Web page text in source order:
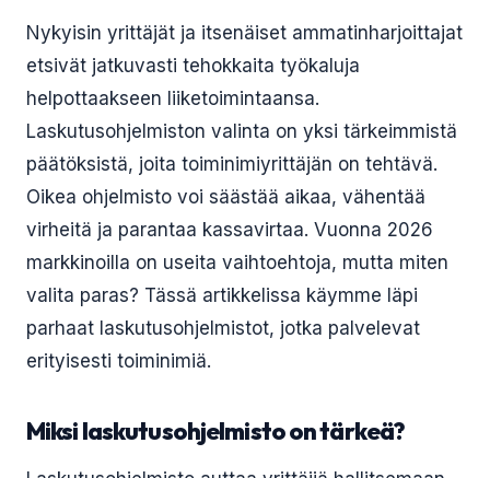
Nykyisin yrittäjät ja itsenäiset ammatinharjoittajat
etsivät jatkuvasti tehokkaita työkaluja
helpottaakseen liiketoimintaansa.
Laskutusohjelmiston valinta on yksi tärkeimmistä
päätöksistä, joita toiminimiyrittäjän on tehtävä.
Oikea ohjelmisto voi säästää aikaa, vähentää
virheitä ja parantaa kassavirtaa. Vuonna 2026
markkinoilla on useita vaihtoehtoja, mutta miten
valita paras? Tässä artikkelissa käymme läpi
parhaat laskutusohjelmistot, jotka palvelevat
erityisesti toiminimiä.
Miksi laskutusohjelmisto on tärkeä?